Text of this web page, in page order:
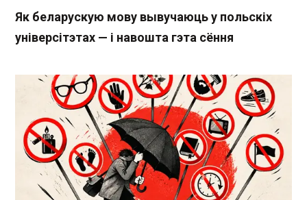
Як беларускую мову вывучаюць у польскіх
універсітэтах — і навошта гэта сёння